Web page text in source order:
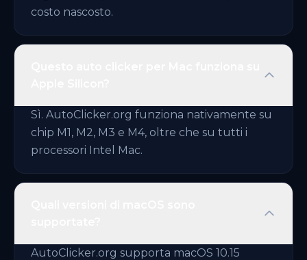
costo nascosto.
Sì. AutoClicker.org funziona nativamente su
chip M1, M2, M3 e M4, oltre che su tutti i
processori Intel Mac.
AutoClicker.org supporta macOS 10.15